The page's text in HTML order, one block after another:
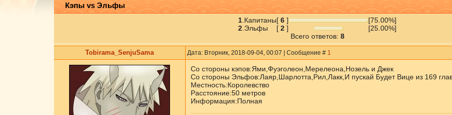
Кэпы vs Эльфы
1 Капитаны[ 6 ]
[75.00%]
2 Эльфы [ 2 ]
[25.00%]
Всего ответов: 8
Tobirama_SenjuSama Дата: Вторник, 2018-09-04, 00:07 | Сообщение # 1
Со стороны кэпов:Ями,Фуэголеон,Мерелеона,Нозель и Джек
Со стороны Эльфов:Лаяр,Шарлотта,Рил,Лакк,И пускай Будет Вице из 169
Местность:Королевство
Расстояние:50 метров
Информация:Полная